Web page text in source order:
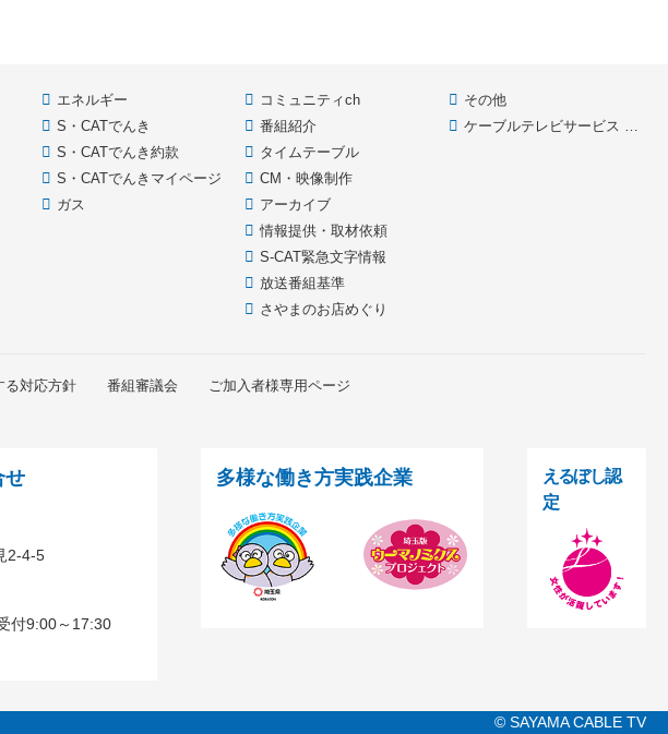
エネルギー
S・CATでんき
S・CATでんき約款
S・CATでんきマイページ
ガス
コミュニティch
番組紹介
タイムテーブル
CM・映像制作
アーカイブ
情報提供・取材依頼
S-CAT緊急文字情報
放送番組基準
さやまのお店めぐり
その他
ケーブルテレビサービス HOME
る対応方針 番組審議会 ご加入者様専用ページ
せ
2-4-5
付9:00～17:30
多様な働き方実践企業
えるぼし認
定
© SAYAMA CABLE TV